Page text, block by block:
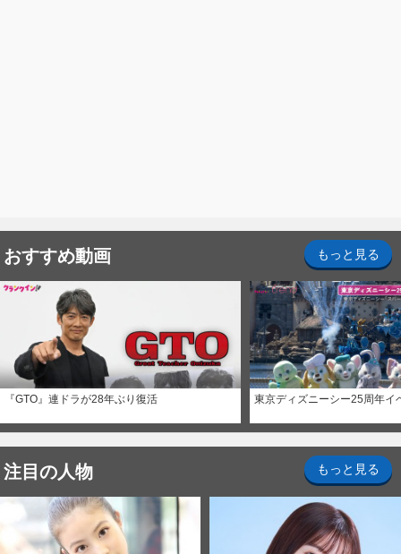
おすすめ動画 もっと見る
『GTO』連ドラが28年ぶり復活 東京ディズニーシー25周年イ
注目の人物 もっと見る